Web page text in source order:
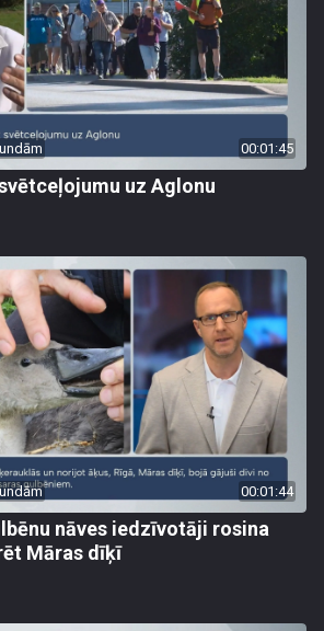
00:01:45
uz Aglonu
00:01:44
nāves iedzīvotāji rosina
Māras dīķī